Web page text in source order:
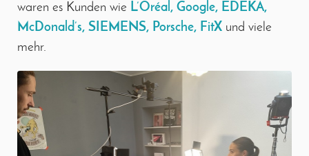
waren es Kunden wie L’Oréal, Google, EDEKA,
McDonald’s, SIEMENS, Porsche, FitX und viele
mehr.